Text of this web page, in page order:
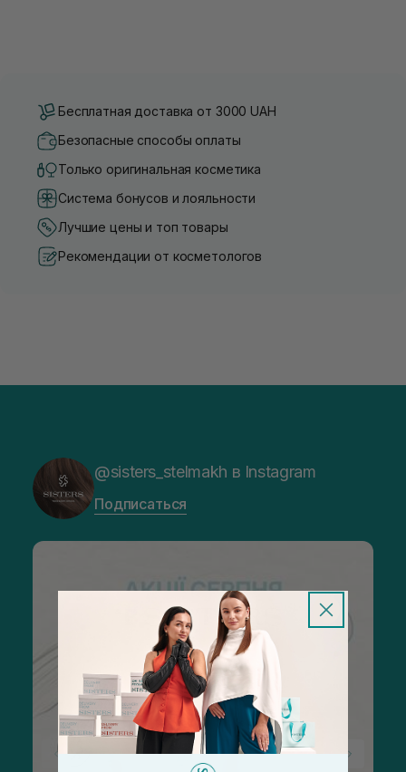
Бесплатная доставка от 3000 UAH
Безопасные способы оплаты
Только оригинальная косметика
Система бонусов и лояльности
Лучшие цены и топ товары
Рекомендации от косметологов
@sisters_stelmakh в Instagram
Подписаться